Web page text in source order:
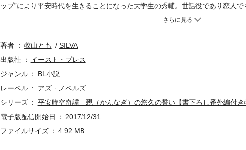
ップ”により平安時代を生きることになった大学生の秀輔。世話役であり恋人で
もと、貴族の称号も得た秀輔は陰陽寮に勤務することに……。厳しい修行にへ
著者
牧山とも
SILVA
出版社
イースト・プレス
ジャンル
BL小説
レーベル
アズ・ノベルズ
シリーズ
平安時空奇譚 覡（かんなぎ）の悠久の誓い【書下ろし番外編付き
電子版配信開始日
2017/12/31
ファイルサイズ
4.92 MB